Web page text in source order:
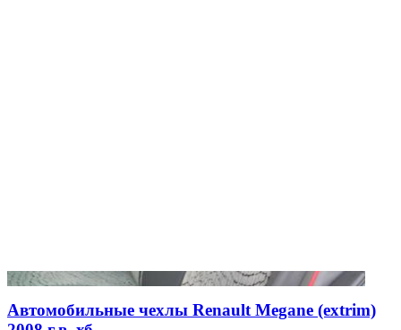
Автомобильные чехлы Renault Megane (extrim)